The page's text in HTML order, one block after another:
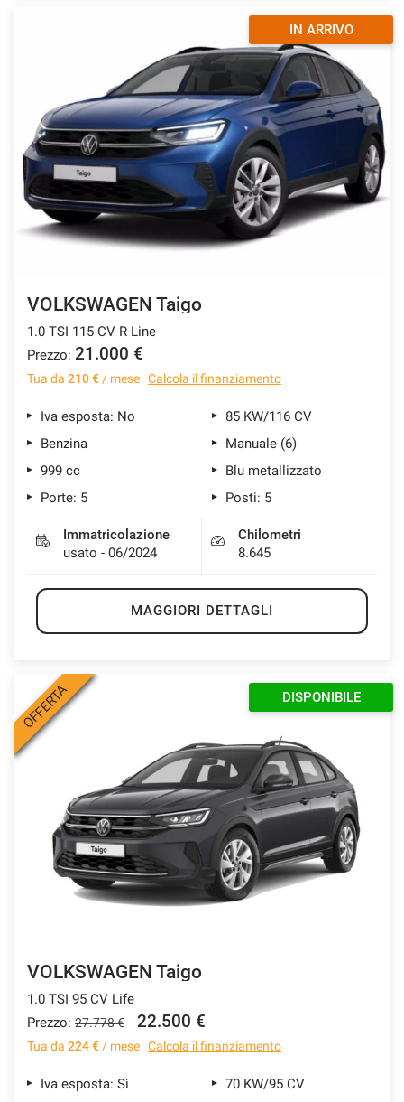
IN ARRIVO
VOLKSWAGEN Taigo
1.0 TSI 115 CV R-Line
Prezzo: 21.000 €
Tua da 210 €/ mese Calcola il finanziamento
Iva esposta: No
85 KW/116 CV
Benzina
Manuale (6)
999 cc
Blu metallizzato
Porte: 5
Posti: 5
Immatricolazione
usato - 06/2024
Chilometri
8.645
MAGGIORI DETTAGLI
OFFERTA DISPONIBILE
VOLKSWAGEN Taigo
1.0 TSI 95 CV Life
Prezzo: 27.778 € 22.500 €
Tua da 224 €/ mese Calcola il finanziamento
Iva esposta: Sì
70 KW/95 CV